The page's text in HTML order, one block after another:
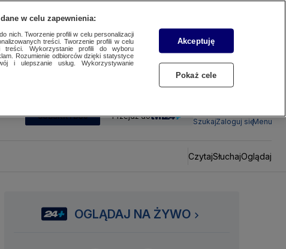
SUBSKRYBUJ Przejdź do
SzukajZaloguj sięMenu
CzytajSłuchajOglądaj
OGLĄDAJ NA ŻYWO
w celu zapewnienia:
nich. Tworzenie profili w celu personalizacji
treści. Tworzenie profili w celu
treści. Wykorzystanie profili do wyboru
Rozumienie odbiorców dzięki statystyce
i ulepszanie usług. Wykorzystywanie
Akceptuję
Pokaż cele